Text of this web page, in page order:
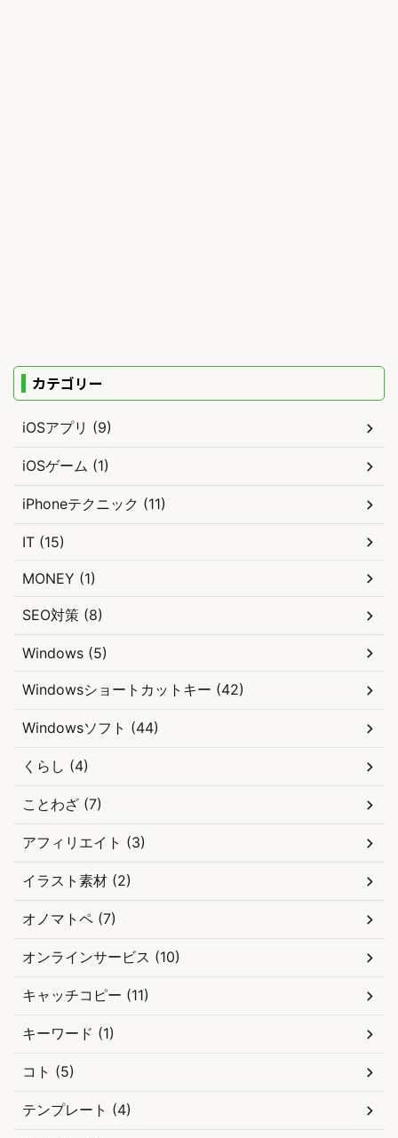
カテゴリー
iOSアプリ (9)
iOSゲーム (1)
iPhoneテクニック (11)
IT (15)
MONEY (1)
SEO対策 (8)
Windows (5)
Windowsショートカットキー (42)
Windowsソフト (44)
くらし (4)
ことわざ (7)
アフィリエイト (3)
イラスト素材 (2)
オノマトペ (7)
オンラインサービス (10)
キャッチコピー (11)
キーワード (1)
コト (5)
テンプレート (4)